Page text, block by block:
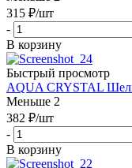
315 ₽/шт
-
В корзину
Быстрый просмотр
AQUA CRYSTAL
Меньше 2
382 ₽/шт
-
В корзину